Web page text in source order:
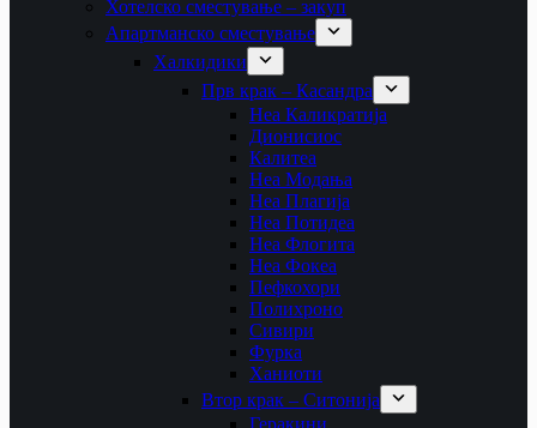
Хотелско сместување – закуп
Апартманско сместување
Халкидики
Прв крак – Касандра
Неа Каликратија
Дионисиос
Калитеа
Неа Модања
Неа Плагија
Неа Потидеа
Неа Флогита
Неа Фокеа
Пефкохори
Полихроно
Сивири
Фурка
Ханиоти
Втор крак – Ситонија
Геракини